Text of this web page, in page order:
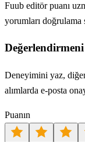
Fuub editör puanı
yorumları doğrulama
Deneyimini yaz, diğer
alımlarda e-posta
Puanın